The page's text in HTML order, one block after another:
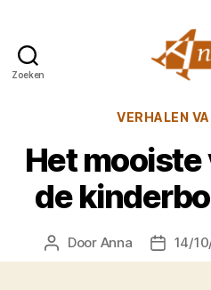
Zoeken
VERHALEN
Het mooiste
de
Berichtauteur
Door Anna 14/